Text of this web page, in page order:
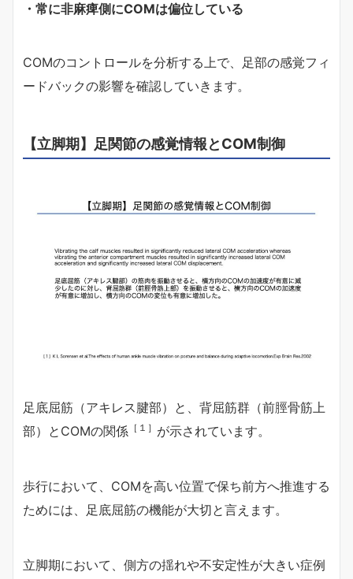
・常に非麻痺側にCOMは偏位している
COMのコントロールを分析する上で、足部の感覚フィ
ードバックの影響を確認していきます。
【立脚期】足関節の感覚情報とCOM制御
足底屈筋（アキレス腱部）と、背屈筋群（前脛骨筋上
部）とCOMの関係 ［１］ が示されています。
歩行において、COMを高い位置で保ち前方へ推進する
ためには、足底屈筋の機能が大切と言えます。
立脚期において、側方の揺れや不安定性が大きい症例